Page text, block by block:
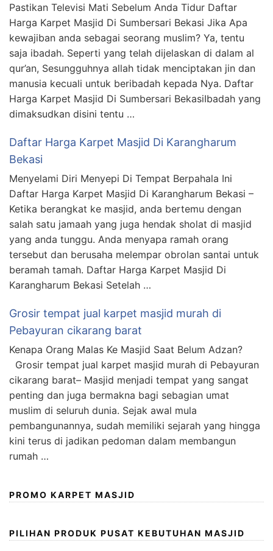
Pastikan Televisi Mati Sebelum Anda Tidur Daftar
Harga Karpet Masjid Di Sumbersari Bekasi Jika Apa
kewajiban anda sebagai seorang muslim? Ya, tentu
saja ibadah. Seperti yang telah dijelaskan di dalam al
qur’an, Sesungguhnya allah tidak menciptakan jin dan
manusia kecuali untuk beribadah kepada Nya. Daftar
Harga Karpet Masjid Di Sumbersari BekasiIbadah yang
dimaksudkan disini tentu …
Daftar Harga Karpet Masjid Di Karangharum
Bekasi
Menyelami Diri Menyepi Di Tempat Berpahala Ini
Daftar Harga Karpet Masjid Di Karangharum Bekasi –
Ketika berangkat ke masjid, anda bertemu dengan
salah satu jamaah yang juga hendak sholat di masjid
yang anda tunggu. Anda menyapa ramah orang
tersebut dan berusaha melempar obrolan santai untuk
beramah tamah. Daftar Harga Karpet Masjid Di
Karangharum Bekasi Setelah …
Grosir tempat jual karpet masjid murah di
Pebayuran cikarang barat
Kenapa Orang Malas Ke Masjid Saat Belum Adzan?
Grosir tempat jual karpet masjid murah di Pebayuran
cikarang barat– Masjid menjadi tempat yang sangat
penting dan juga bermakna bagi sebagian umat
muslim di seluruh dunia. Sejak awal mula
pembangunannya, sudah memiliki sejarah yang hingga
kini terus di jadikan pedoman dalam membangun
rumah …
PROMO KARPET MASJID
PILIHAN PRODUK PUSAT KEBUTUHAN MASJID